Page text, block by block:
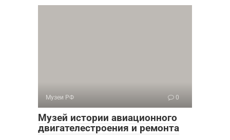
Музеи РФ 0
Музей истории авиационного
двигателестроения и ремонта